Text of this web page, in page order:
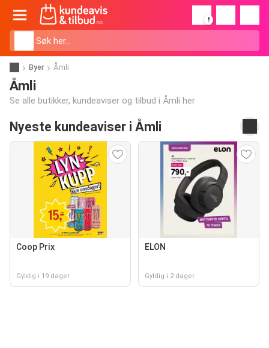
!
Byer Åmli
Åmli
Se alle butikker, kundeaviser og tilbud i Åmli her
Nyeste kundeaviser i Åmli
Coop Prix
Gyldig i 19 dager
ELON
Gyldig i 2 dager